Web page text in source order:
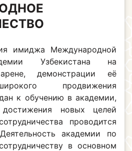
имиджа Международной
Узбекистана на
демонстрации её
продвижения
к обучению в академии,
новых целей
проводится
академии по
в основном